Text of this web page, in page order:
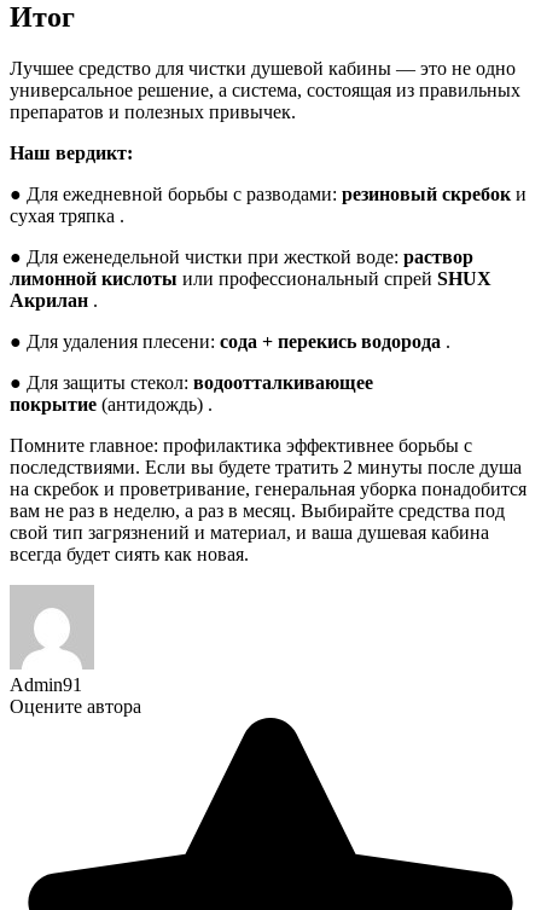
Итог
Лучшее средство для чистки душевой кабины — это не одно
универсальное решение, а система, состоящая из правильных
препаратов и полезных привычек.
Наш вердикт:
● Для ежедневной борьбы с разводами: резиновый скребок и
сухая тряпка .
● Для еженедельной чистки при жесткой воде: раствор
лимонной кислоты или профессиональный спрей SHUX
Акрилан .
● Для удаления плесени: сода + перекись водорода .
● Для защиты стекол: водоотталкивающее
покрытие (антидождь) .
Помните главное: профилактика эффективнее борьбы с
последствиями. Если вы будете тратить 2 минуты после душа
на скребок и проветривание, генеральная уборка понадобится
вам не раз в неделю, а раз в месяц. Выбирайте средства под
свой тип загрязнений и материал, и ваша душевая кабина
всегда будет сиять как новая.
Admin91
Оцените автора